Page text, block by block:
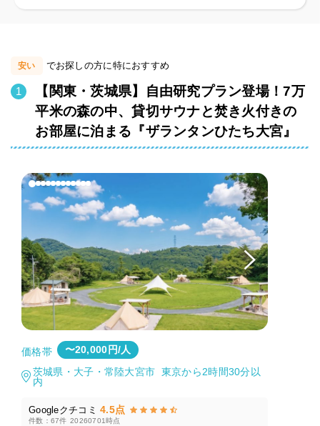
安い でお探しの方に特におすすめ
【関東・茨城県】自由研究プラン登場！7万
平米の森の中、貸切サウナと焚き火付きの
お部屋に泊まる『ザランタンひたち大宮』
価格帯
〜20,000円/人
茨城県・大子・常陸大宮市 東京から2時間30分以
内
Googleクチコミ 4.5点
件数：67件 20260701時点